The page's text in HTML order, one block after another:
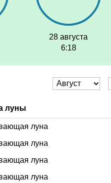
28 августа
6:18
луны
луна
луна
луна
луна